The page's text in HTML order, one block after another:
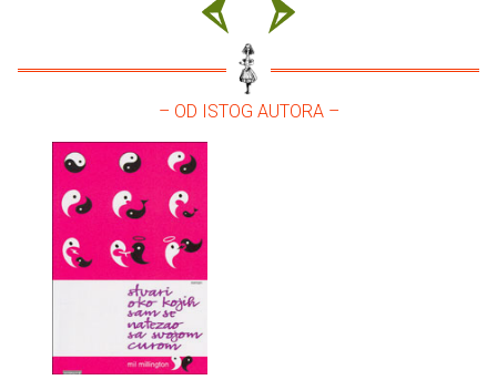
– OD ISTOG AUTORA –